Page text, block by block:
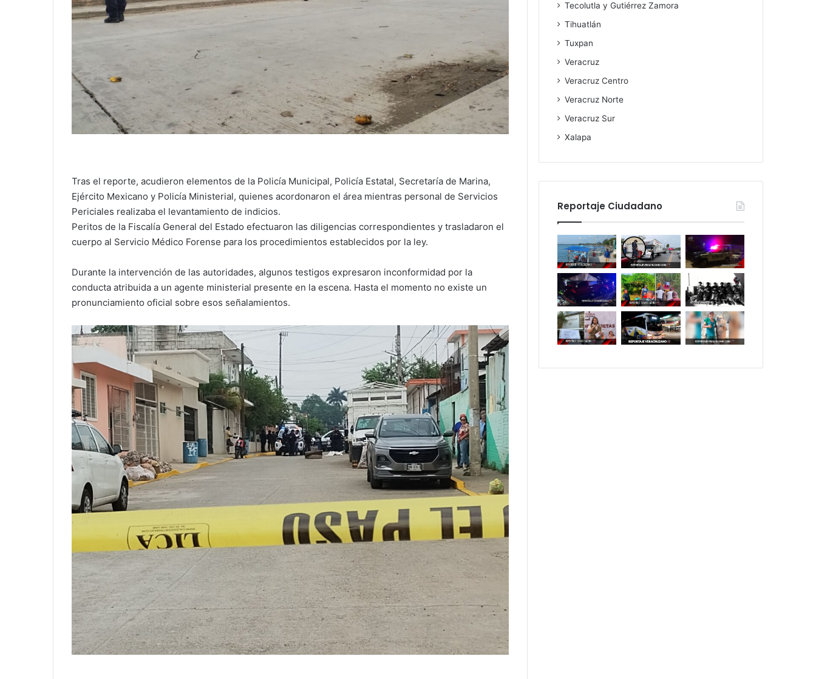
Tras el reporte, acudieron elementos de la Policía Municipal, Policía Estatal, Secretaría de Marina,
Ejército Mexicano y Policía Ministerial, quienes acordonaron el área mientras personal de Servicios
Periciales realizaba el levantamiento de indicios.
Peritos de la Fiscalía General del Estado efectuaron las diligencias correspondientes y trasladaron el
cuerpo al Servicio Médico Forense para los procedimientos establecidos por la ley.
Durante la intervención de las autoridades, algunos testigos expresaron inconformidad por la
conducta atribuida a un agente ministerial presente en la escena. Hasta el momento no existe un
pronunciamiento oficial sobre esos señalamientos.
Tecolutla y Gutiérrez Zamora
Tihuatlán
Tuxpan
Veracruz
Veracruz Centro
Veracruz Norte
Veracruz Sur
Xalapa
Reportaje Ciudadano